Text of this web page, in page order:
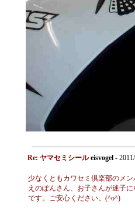
Re: ヤマセミシール eisvogel -
少なくともカワセミ倶楽部のメ
えのぽんさん、お子さんが迷子
です。ご安心ください。(^o^)